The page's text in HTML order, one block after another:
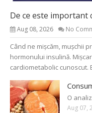
De ce este important
Aug 08, 2026 No
Când ne mișcăm, mușchii
hormonului insulină.
cardiometabolic cunoscut.
O
Aug 07,